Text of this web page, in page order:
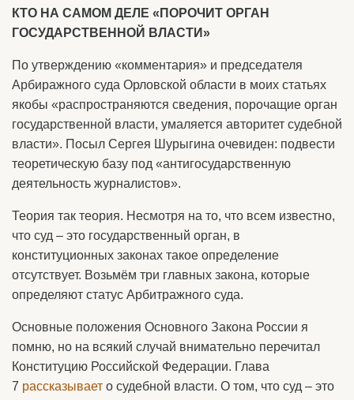
КТО НА САМОМ ДЕЛЕ «ПОРОЧИТ ОРГАН
ГОСУДАРСТВЕННОЙ ВЛАСТИ»
По утверждению «комментария» и председателя
Арбиражного суда Орловской области в моих статьях
якобы «распространяются сведения, порочащие орган
государственной власти, умаляется авторитет судебной
власти». Посыл Сергея Шурыгина очевиден: подвести
теоретическую базу под «антигосударственную
деятельность журналистов».
Теория так теория. Несмотря на то, что всем известно,
что суд – это государственный орган, в
конституционных законах такое определение
отсутствует. Возьмём три главных закона, которые
определяют статус Арбитражного суда.
Основные положения Основного Закона России я
помню, но на всякий случай внимательно перечитал
Конституцию Российской Федерации. Глава
7 рассказывает о судебной власти. О том, что суд – это